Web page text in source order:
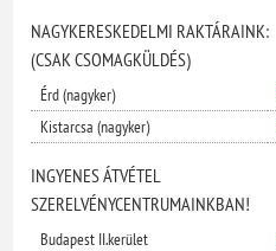
NAGYKERESKEDELMI RAKTÁRAINK:
(CSAK CSOMAGKÜLDÉS)
Érd (nagyker)
Kistarcsa (nagyker)
INGYENES ÁTVÉTEL
SZERELVÉNYCENTRUMAINKBAN!
Budapest II.kerület